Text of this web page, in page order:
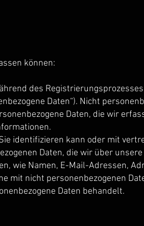
können:
des
Daten“). Nicht
Daten, die wir
identifizieren kann oder mit
Daten, die wir über
wie Namen, E-Mail-Adressen,
mit nicht personenbezogenen
Daten behandelt.